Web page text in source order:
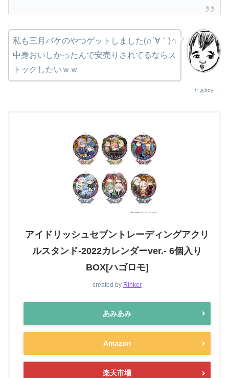
たぁboy
私も三月パケのやつゲットしました(∩´∀｀)∩
中身おいしかったんで安売りされてるならス
トックしたいｗｗ
アイドリッシュセブントレーディングアクリ
ルスタンド-2022カレンダーver.- 6個入り
BOX[ハゴロモ]
created by Rinker
あみあみ
Amazon
楽天市場